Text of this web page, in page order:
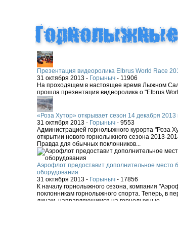
Презентация видеоролика Elbrus World Race
31 октября 2013 - Горыныч - 11906
На проходящем в настоящее время Лыжном
прошла презентация видеоролика о "Elbrus
«Роза Хутор» открывает сезон 14 декабря 2013
31 октября 2013 - Горыныч - 9553
Администрацией горнолыжного курорта "Роза
открытии нового горнолыжного сезона 2013-
Правда для обычных поклонников...
Аэрофлот предоставит дополнительное место
оборудования
31 октября 2013 - Горыныч - 17856
К началу горнолыжного сезона, компания
поклонникам горнолыжного спорта. Теперь, в
лицам, направляющимся на горнолыжные...